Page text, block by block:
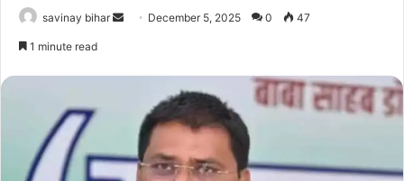
savinay bihar
SendDecember 5, 2025 0 47
1 minute read